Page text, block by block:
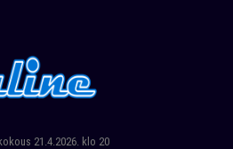
21.4.2026. klo 20